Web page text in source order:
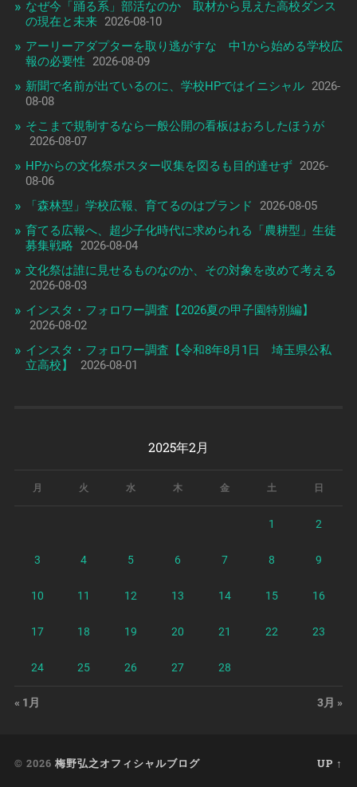
なぜ今「踊る系」部活なのか 取材から見えた高校ダンス
の現在と未来 2026-08-10
アーリーアダプターを取り逃がすな 中1から始める学校広
報の必要性
2026-08-09
新聞で名前が出ているのに、学校HPではイニシャル 2026-
08-08
そこまで規制するなら一般公開の看板はおろしたほうが
2026-08-07
HPからの文化祭ポスター収集を図るも目的達せず 2026-
08-06
「森林型」学校広報、育てるのはブランド
2026-08-05
育てる広報へ、超少子化時代に求められる「農耕型」生徒
募集戦略
2026-08-04
文化祭は誰に見せるものなのか、その対象を改めて考える
2026-08-03
インスタ・フォロワー調査【2026夏の甲子園特別編】
2026-08-02
インスタ・フォロワー調査【令和8年8月1日 埼玉県公私
立高校】
2026-08-01
2025年2月
月 火 水 木 金 土 日
1 2
3 4 5 6 7 8 9
10 11 12 13 14 15 16
17 18 19 20 21 22 23
24 25 26 27 28
« 1月 3月 »
© 2026 梅野弘之オフィシャルブログ UP ↑